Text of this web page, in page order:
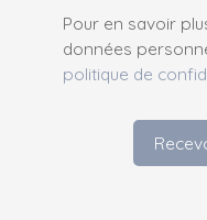
Pour en savoir
données
politique de